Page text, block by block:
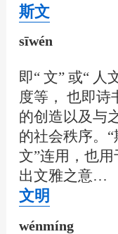
斯文
sīwén
即“ 文” 或“ 人
度等， 也即诗
的创造以及与
的社会秩序。
文”连用，也
出文雅之意…
文明
wénmíng